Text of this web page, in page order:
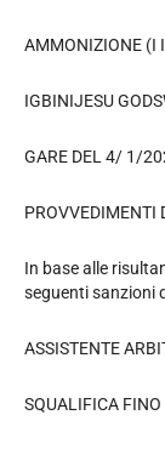
AMMONIZIONE (I
GARE DEL 4/ 1/
PROVVEDIMENTI
In base alle
seguenti sanzioni
ASSISTENTE
SQUALIFICA